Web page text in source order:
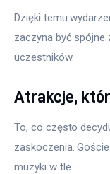
Dzięki temu
zaczyna być spójne
uczestników.
Atrakcje,
To, co często
zaskoczenia.
muzyki w tle.